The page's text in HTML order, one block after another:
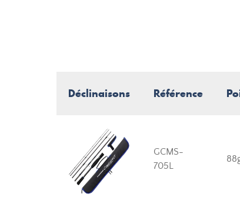
Déclinaisons Référence
GCMS-
705L